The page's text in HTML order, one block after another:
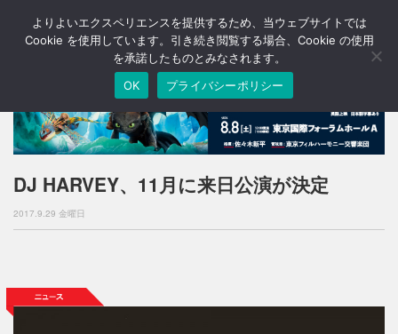
T
o
n
a
v
t
DJ HARVEY、11月に来日公演が決定
2017.9.29 金曜日
よりよいエクスペリエンスを提供するため、当ウェブサイトでは
Cookie を使用しています。引き続き閲覧する場合、Cookie の使用
を承諾したものとみなされます。
OK
プライバシーポリシー